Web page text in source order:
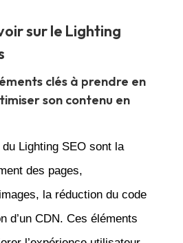
sur le Lighting
clés à prendre en
son contenu en
Lighting SEO sont la
des pages,
la réduction du code
d’un CDN. Ces éléments